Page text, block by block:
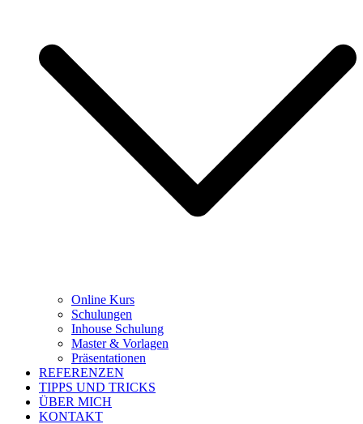
Online Kurs
Schulungen
Inhouse Schulung
Master & Vorlagen
Präsentationen
REFERENZEN
TIPPS UND TRICKS
ÜBER MICH
KONTAKT